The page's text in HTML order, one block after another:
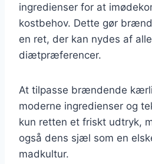
ingredienser for at
kostbehov. Dette gør
en ret, der kan nydes af
diætpræferencer.
At tilpasse brændende
moderne ingredienser og
kun retten et friskt udtryk,
også dens sjæl som en
madkultur.